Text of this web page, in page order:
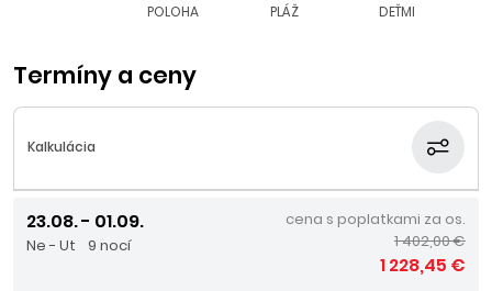
POLOHA
PLÁŽ
DEŤMI
Termíny a ceny
Kalkulácia
23.08. - 01.09.
Ne - Ut 9 nocí
cena s poplatkami za os.
1 402,00 €
1 228,45 €